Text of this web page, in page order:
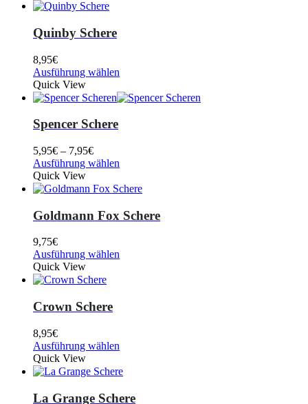
Quinby Schere
8,95€
Ausführung wählen
Quick View
Spencer Schere
5,95€ – 7,95€
Ausführung wählen
Quick View
Goldmann Fox Schere
9,75€
Ausführung wählen
Quick View
Crown Schere
8,95€
Ausführung wählen
Quick View
La Grange Schere